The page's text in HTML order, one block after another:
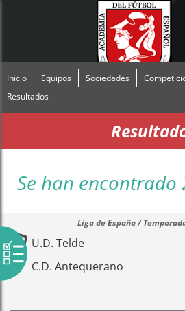
Inicio Equipos Sociedades
Resultados
Se han encontrado
Liga de España /
U.D. Telde
C.D. Antequerano